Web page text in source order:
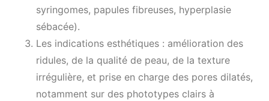
syringomes, papules fibreuses, hyperplasie
sébacée).
Les indications esthétiques : amélioration des
ridules, de la qualité de peau, de la texture
irrégulière, et prise en charge des pores dilatés,
notamment sur des phototypes clairs à